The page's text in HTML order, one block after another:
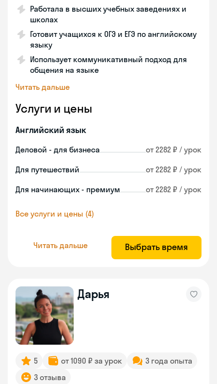
Работала в высших учебных заведениях и
школах
Готовит учащихся к ОГЭ и ЕГЭ по английскому
языку
Использует коммуникативный подход для
общения на языке
Читать дальше
Услуги и цены
Английский язык
Деловой - для бизнеса от 2282 ₽ / урок
Для путешествий от 2282 ₽ / урок
Для начинающих - премиум от 2282 ₽ / урок
Все услуги и цены (4)
Читать дальше Выбрать время
Дарья
5 от 1090 ₽ за урок
3 года опыта
3 отзыва